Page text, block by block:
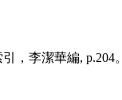
，李潔華編, p.204。